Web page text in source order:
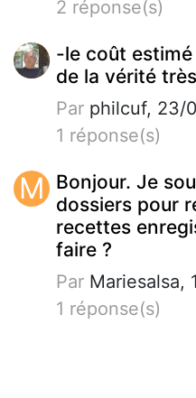
2 réponse(s)
-le coût
de la vérité
Par philcuf, 23/
1 réponse(s)
M Bonjour. Je
dossiers pour
recettes
faire ?
Par Mariesalsa,
1 réponse(s)